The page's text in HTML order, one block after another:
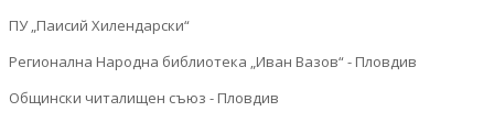
ПУ „Паисий Хилендарски“
Регионална Народна библиотека „Иван Вазов“ - Пловдив
Общински читалищен съюз - Пловдив